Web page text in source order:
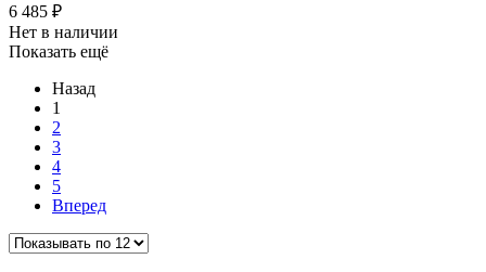
6 485 ₽
Нет в наличии
Показать ещё
Назад
1
2
3
4
5
Вперед